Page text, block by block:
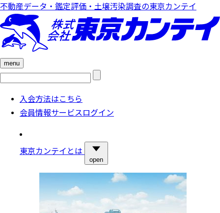
不動産データ・鑑定評価・土壌汚染調査の東京カンテイ
menu
検
入会方法はこちら
会員情報サービスログイン
東京カンテイとは
open